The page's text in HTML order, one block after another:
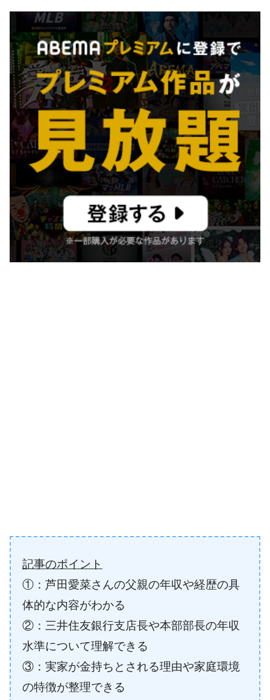
記事のポイント
①：芦田愛菜さんの父親の年収や経歴の具
体的な内容がわかる
②：三井住友銀行支店長や本部部長の年収
水準について理解できる
③：実家が金持ちとされる理由や家庭環境
の特徴が整理できる